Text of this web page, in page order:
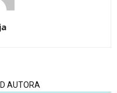
AUTORA